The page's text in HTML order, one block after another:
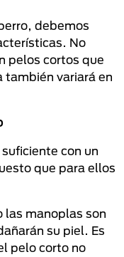
debemos
No
pelos cortos que
también variará en
con un
que para ellos
las manoplas son
su piel. Es
pelo corto no